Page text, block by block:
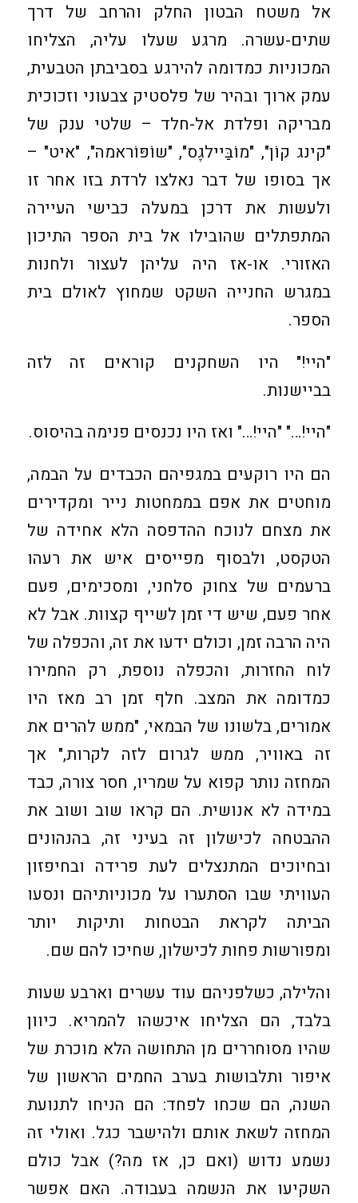
אל משטח הבטון החלק והרחב של דרך
שתים-עשרה. מרגע שעלו עליה, הצליחו
המכוניות כמדומה להירגע בסביבתן הטבעית,
עמק ארוך ובהיר של פלסטיק צבעוני וזכוכית
מבריקה ופלדת אל-חלד – שלטי ענק של
"קינג קוֹן", "מוֹבַּיילגֶס", "שוֹפּוֹראמה", "איט" –
אך בסופו של דבר נאלצו לרדת בזו אחר זו
ולעשות את דרכן במעלה כבישי העיירה
המתפתלים שהובילו אל בית הספר התיכון
האזורי. או-אז היה עליהן לעצור ולחנות
במגרש החנייה השקט שמחוץ לאולם בית
הספר.
"היי!" היו השחקנים קוראים זה לזה
בביישנות.
"היי!…" "היי!…" ואז היו נכנסים פנימה בהיסוס.
הם היו רוקעים במגפיהם הכבדים על הבמה,
מוחטים את אפם בממחטות נייר ומקדירים
את מצחם לנוכח ההדפסה הלא אחידה של
הטקסט, ולבסוף מפייסים איש את רעהו
ברעמים של צחוק סלחני, ומסכימים, פעם
אחר פעם, שיש די זמן לשייף קצוות. אבל לא
היה הרבה זמן, וכולם ידעו את זה, והכפלה של
לוח החזרות, והכפלה נוספת, רק החמירו
כמדומה את המצב. חלף זמן רב מאז היו
אמורים, בלשונו של הבמאי, "ממש להרים את
זה באוויר, ממש לגרום לזה לקרות," אך
המחזה נותר קפוא על שמריו, חסר צורה, כבד
במידה לא אנושית. הם קראו שוב ושוב את
ההבטחה לכישלון זה בעיני זה, בהנהונים
ובחיוכים המתנצלים לעת פרידה ובחיפזון
העוויתי שבו הסתערו על מכוניותיהם ונסעו
הביתה לקראת הבטחות ותיקות יותר
ומפורשות פחות לכישלון, שחיכו להם שם.
והלילה, כשלפניהם עוד עשרים וארבע שעות
בלבד, הם הצליחו איכשהו להמריא. כיוון
שהיו מסוחררים מן התחושה הלא מוכרת של
איפור ותלבושות בערב החמים הראשון של
השנה, הם שכחו לפחד: הם הניחו לתנועת
המחזה לשאת אותם ולהישבר כגל. ואולי זה
נשמע נדוש (ואם כן, אז מה?) אבל כולם
השקיעו את הנשמה בעבודה. האם אפשר